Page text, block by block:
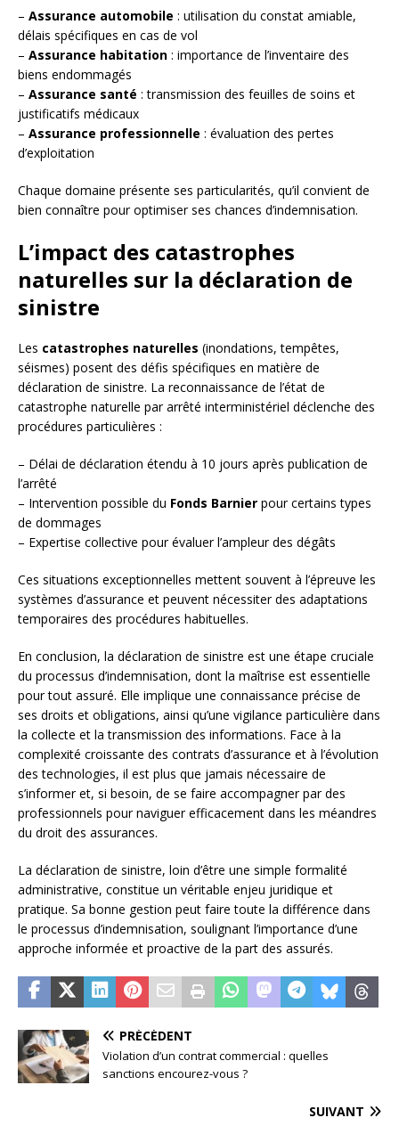
– Assurance automobile : utilisation du constat amiable,
délais spécifiques en cas de vol
– Assurance habitation : importance de l’inventaire des
biens endommagés
– Assurance santé : transmission des feuilles de soins et
justificatifs médicaux
– Assurance professionnelle : évaluation des pertes
d’exploitation
Chaque domaine présente ses particularités, qu’il convient de
bien connaître pour optimiser ses chances d’indemnisation.
L’impact des catastrophes
naturelles sur la déclaration de
sinistre
Les catastrophes naturelles (inondations, tempêtes,
séismes) posent des défis spécifiques en matière de
déclaration de sinistre. La reconnaissance de l’état de
catastrophe naturelle par arrêté interministériel déclenche des
procédures particulières :
– Délai de déclaration étendu à 10 jours après publication de
l’arrêté
– Intervention possible du Fonds Barnier pour certains types
de dommages
– Expertise collective pour évaluer l’ampleur des dégâts
Ces situations exceptionnelles mettent souvent à l’épreuve les
systèmes d’assurance et peuvent nécessiter des adaptations
temporaires des procédures habituelles.
En conclusion, la déclaration de sinistre est une étape cruciale
du processus d’indemnisation, dont la maîtrise est essentielle
pour tout assuré. Elle implique une connaissance précise de
ses droits et obligations, ainsi qu’une vigilance particulière dans
la collecte et la transmission des informations. Face à la
complexité croissante des contrats d’assurance et à l’évolution
des technologies, il est plus que jamais nécessaire de
s’informer et, si besoin, de se faire accompagner par des
professionnels pour naviguer efficacement dans les méandres
du droit des assurances.
La déclaration de sinistre, loin d’être une simple formalité
administrative, constitue un véritable enjeu juridique et
pratique. Sa bonne gestion peut faire toute la différence dans
le processus d’indemnisation, soulignant l’importance d’une
approche informée et proactive de la part des assurés.
PRÉCÉDENT
Violation d’un contrat commercial : quelles
sanctions encourez-vous ?
SUIVANT